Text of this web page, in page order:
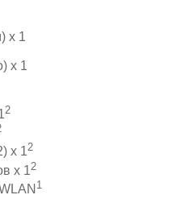
x 1
x 1
2
x 12
x 12
1